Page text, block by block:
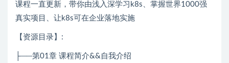
课程一直更新，带你由浅入深学习k8s、掌握世界1000强
真实项目、让k8s可在企业落地实施
【资源目录】:
├──第01章 课程简介&&自我介绍